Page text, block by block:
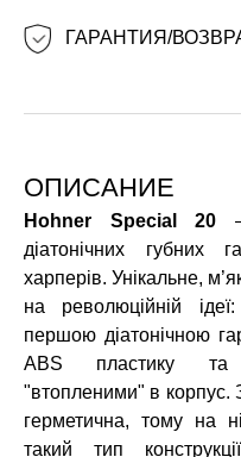
ГАРАНТИЯ/
ОПИСАНИЕ
Hohner Special 20
діатонічних губних
харперів. Унікальне,
на революційній ідеї:
першою діатонічною
ABS пластику та
"втопленими" в
герметична, тому на
такий тип